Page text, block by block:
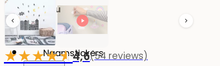
Menu
Naamstickers
0
-20%
★★★★☆
★4,6(54 reviews)